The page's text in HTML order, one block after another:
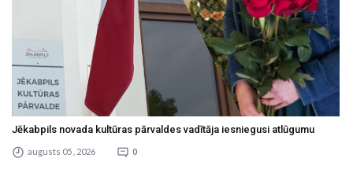
Jēkabpils novada kultūras pārvaldes vadītāja iesniegusi atlūgumu
augusts 05 , 2026 0